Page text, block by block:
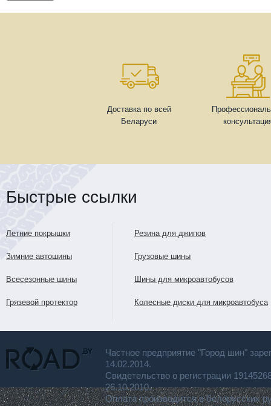
Доставка по всей
Беларуси
Быстрые ссылки
Летние покрышки
Зимние автошины
Всесезонные шины
Грязевой протектор
Резина для джипов
Грузовые шины
Шины для микроавтобусов
Колесные диски для микроавтобуса
Частное предприятие "Город шин"
14.02.2014.
Свидетельство о регистрации
26.10.2010.
Оплата производится в белорусских